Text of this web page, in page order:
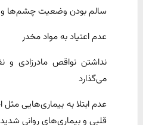
سالم بودن وضعیت چشم‌ها
عدم اعتیاد به مواد مخدر
نداشتن نواقص مادرزادی و
می‌گذارد
عدم ابتلا به بیماری‌هایی
قلبی و بیماری‌های روانی شدید